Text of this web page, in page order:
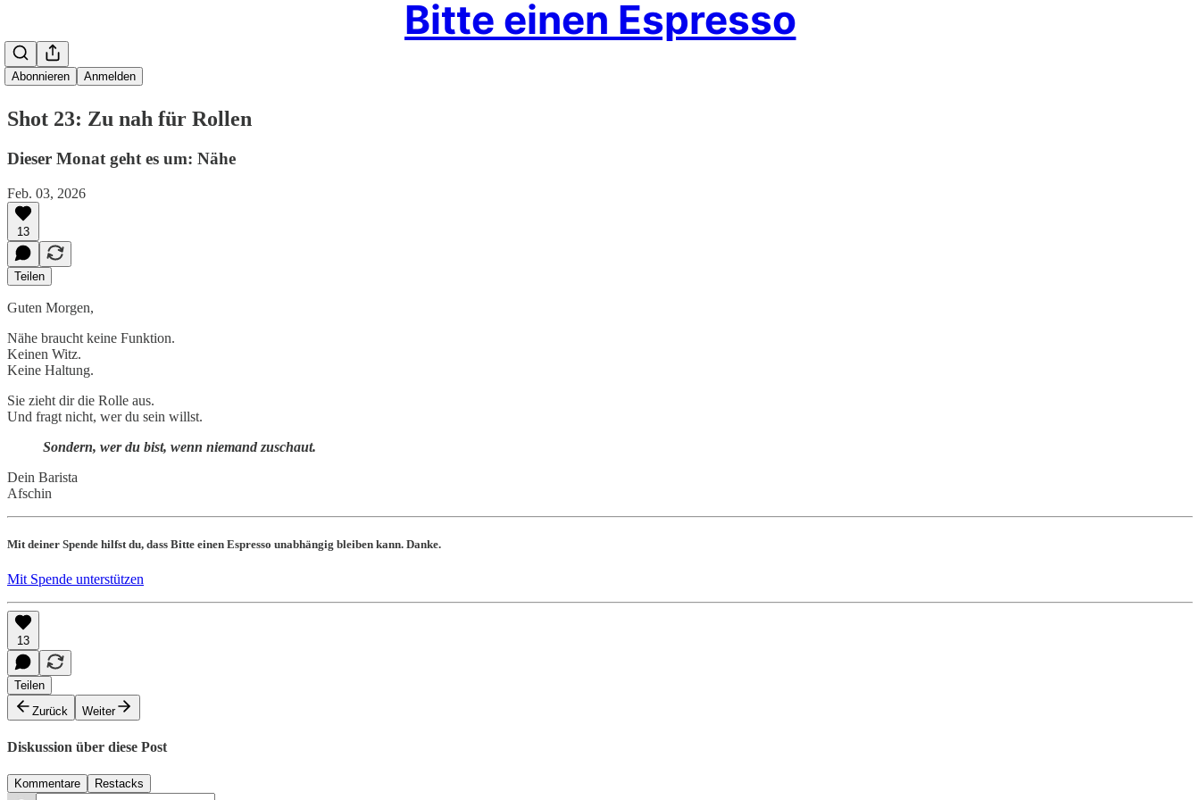
Bitte einen Espresso
Abonnieren Anmelden
Shot 23: Zu nah für Rollen
Dieser Monat geht es um: Nähe
Feb. 03, 2026
13
Teilen
Guten Morgen,
Nähe braucht keine Funktion.
Keinen Witz.
Keine Haltung.
Sie zieht dir die Rolle aus.
Und fragt nicht, wer du sein willst.
Sondern, wer du bist, wenn niemand zuschaut.
Dein Barista
Afschin
Mit deiner Spende hilfst du, dass Bitte einen Espresso unabhängig bleiben kann. Danke.
Mit Spende unterstützen
13
Teilen
Zurück
Weiter
Diskussion über diese Post
Kommentare Restacks